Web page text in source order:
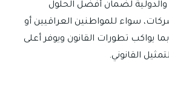
لضمان أفضل الحلول
سواء للمواطنين العراقيين أو
يواكب تطورات القانون ويوفر أعلى
القانوني.